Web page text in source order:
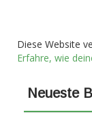
Diese Website
Erfahre, wie
Neueste